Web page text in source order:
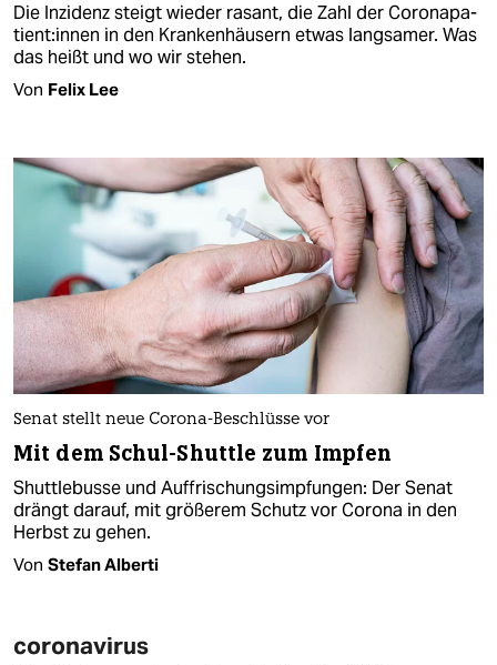
Die Inzidenz steigt wieder rasant, die Zahl der Co­ro­na­pa­
ti­en­t:in­nen in den Krankenhäusern etwas langsamer. Was
das heißt und wo wir stehen.
Von Felix Lee
Senat stellt neue Corona-Beschlüsse vor
Mit dem Schul-Shuttle zum Impfen
Shuttlebusse und Auffrischungsimpfungen: Der Senat
drängt darauf, mit größerem Schutz vor Corona in den
Herbst zu gehen.
Von Stefan Alberti
coronavirus